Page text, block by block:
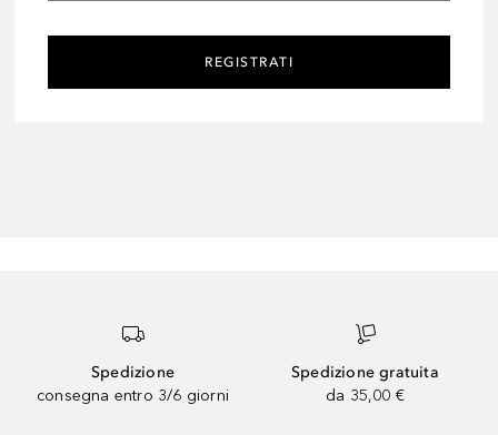
REGISTRATI
Spedizione
consegna entro 3/6 giorni
Spedizione gratuita
da 35,00 €